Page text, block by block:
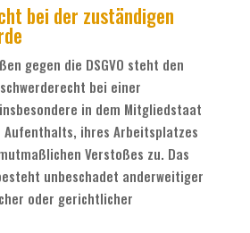
bei der zuständigen
gegen die DSGVO steht den
bei einer
in dem Mitgliedstaat
Aufenthalts, ihres Arbeitsplatzes
Verstoßes zu. Das
unbeschadet anderweitiger
oder gerichtlicher